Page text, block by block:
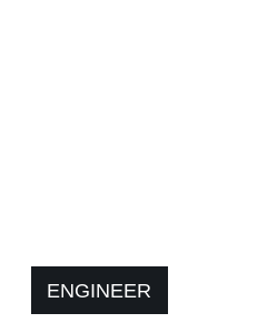
ENGINEER